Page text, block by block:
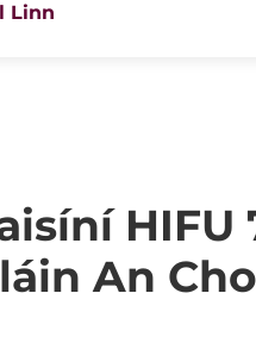
Linn
HIFU
An